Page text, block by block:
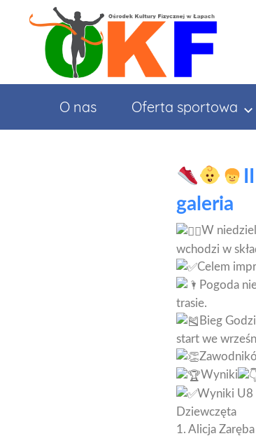
O nas Oferta sportowa
galeria
W
wchodzi w
Celem
Pogoda
trasie.
Bieg
start we
Wyniki
Wyniki U8
Dziewczęta
1. Alicja Zaręba